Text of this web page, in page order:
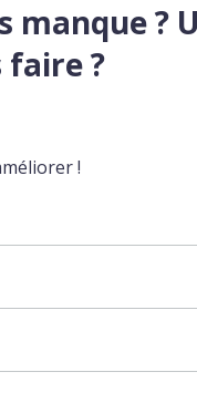
manque ?
?
!